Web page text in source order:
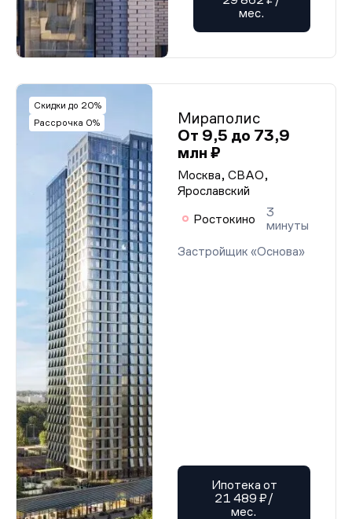
мес.
Скидки до 20%
Рассрочка 0%
Мираполис
От 9,5 до 73,9
млн ₽
Москва, СВАО,
Ярославский
Ростокино
3
минуты
Застройщик «Основа»
Ипотека от
21 489 ₽/
мес.